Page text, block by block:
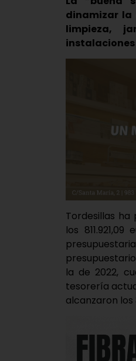
dinamizar la
limpieza,
Tordesillas
los
la de 2022,
tesorería
alcanzaron los